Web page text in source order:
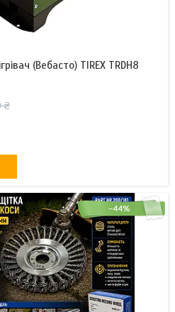
(Вебасто) TIREX TRDH8
₴
–44%